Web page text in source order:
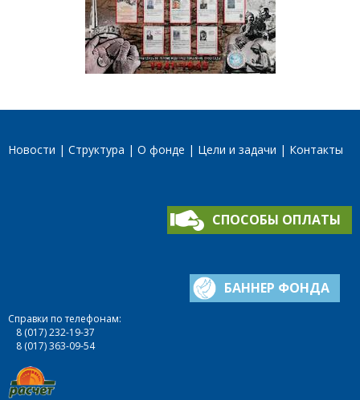
Новости Структура О фонде Цели и задачи Контакты
СПОСОБЫ ОПЛАТЫ
БАННЕР ФОНДА
Справки по телефонам:
8 (017) 232-19-37
8 (017) 363-09-54